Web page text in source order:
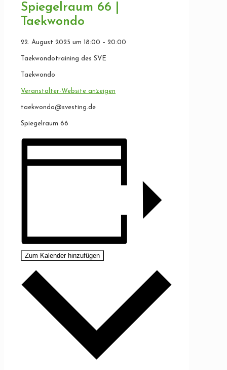
Spiegelraum 66 |
Taekwondo
22. August 2025 um 18:00 – 20:00
Taekwondotraining des SVE
Taekwondo
Veranstalter-Website anzeigen
taekwondo@svesting.de
Spiegelraum 66
Zum Kalender hinzufügen